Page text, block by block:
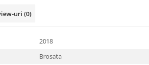
uri (0)
2018
Brosata